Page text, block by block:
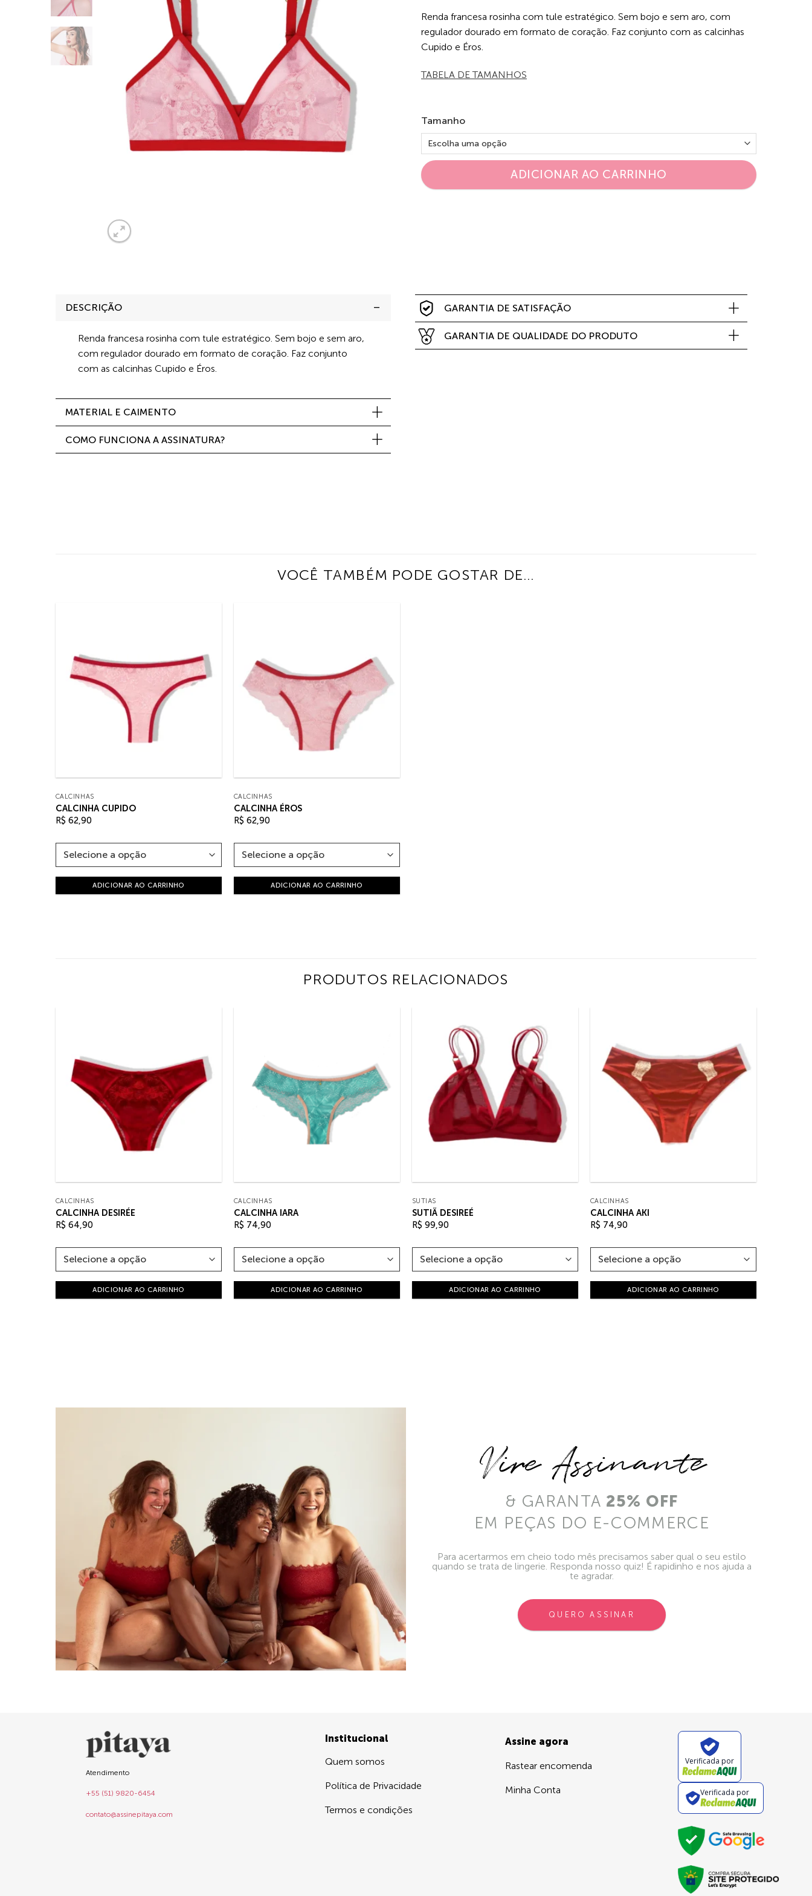
Renda francesa rosinha com tule estratégico. Sem bojo e sem aro, com
regulador dourado em formato de coração. Faz conjunto com as calcinhas
Cupido e Éros.
TABELA DE TAMANHOS
Tamanho
ADICIONAR AO CARRINHO
DESCRIÇÃO
Renda francesa rosinha com tule estratégico. Sem bojo e sem aro,
com regulador dourado em formato de coração. Faz conjunto
com as calcinhas Cupido e Éros.
MATERIAL E CAIMENTO
COMO FUNCIONA A ASSINATURA?
GARANTIA DE SATISFAÇÃO
GARANTIA DE QUALIDADE DO PRODUTO
VOCÊ TAMBÉM PODE GOSTAR DE…
CALCINHAS
CALCINHA CUPIDO
R$ 62,90
ADICIONAR AO CARRINHO
CALCINHAS
CALCINHA ÉROS
R$ 62,90
ADICIONAR AO CARRINHO
PRODUTOS RELACIONADOS
CALCINHAS
CALCINHA DESIRÉE
R$ 64,90
ADICIONAR AO CARRINHO
CALCINHAS
CALCINHA IARA
R$ 74,90
ADICIONAR AO CARRINHO
SUTIÃS
SUTIÃ DESIREÉ
R$ 99,90
ADICIONAR AO CARRINHO
CALCINHAS
CALCINHA AKI
R$ 74,90
ADICIONAR AO CARRINHO
Vire Assinante
& GARANTA 25% OFF
EM PEÇAS DO E-COMMERCE
Para acertarmos em cheio todo mês precisamos saber qual o seu estilo
quando se trata de lingerie. Responda nosso quiz! É rapidinho e nos ajuda a
te agradar.
QUERO ASSINAR
Atendimento
+55 (51) 9820-6454
contato@assinepitaya.com
Institucional
Quem somos
Política de Privacidade
Termos e condições
Assine agora
Rastear encomenda
Minha Conta
Verificada por
Verificada por